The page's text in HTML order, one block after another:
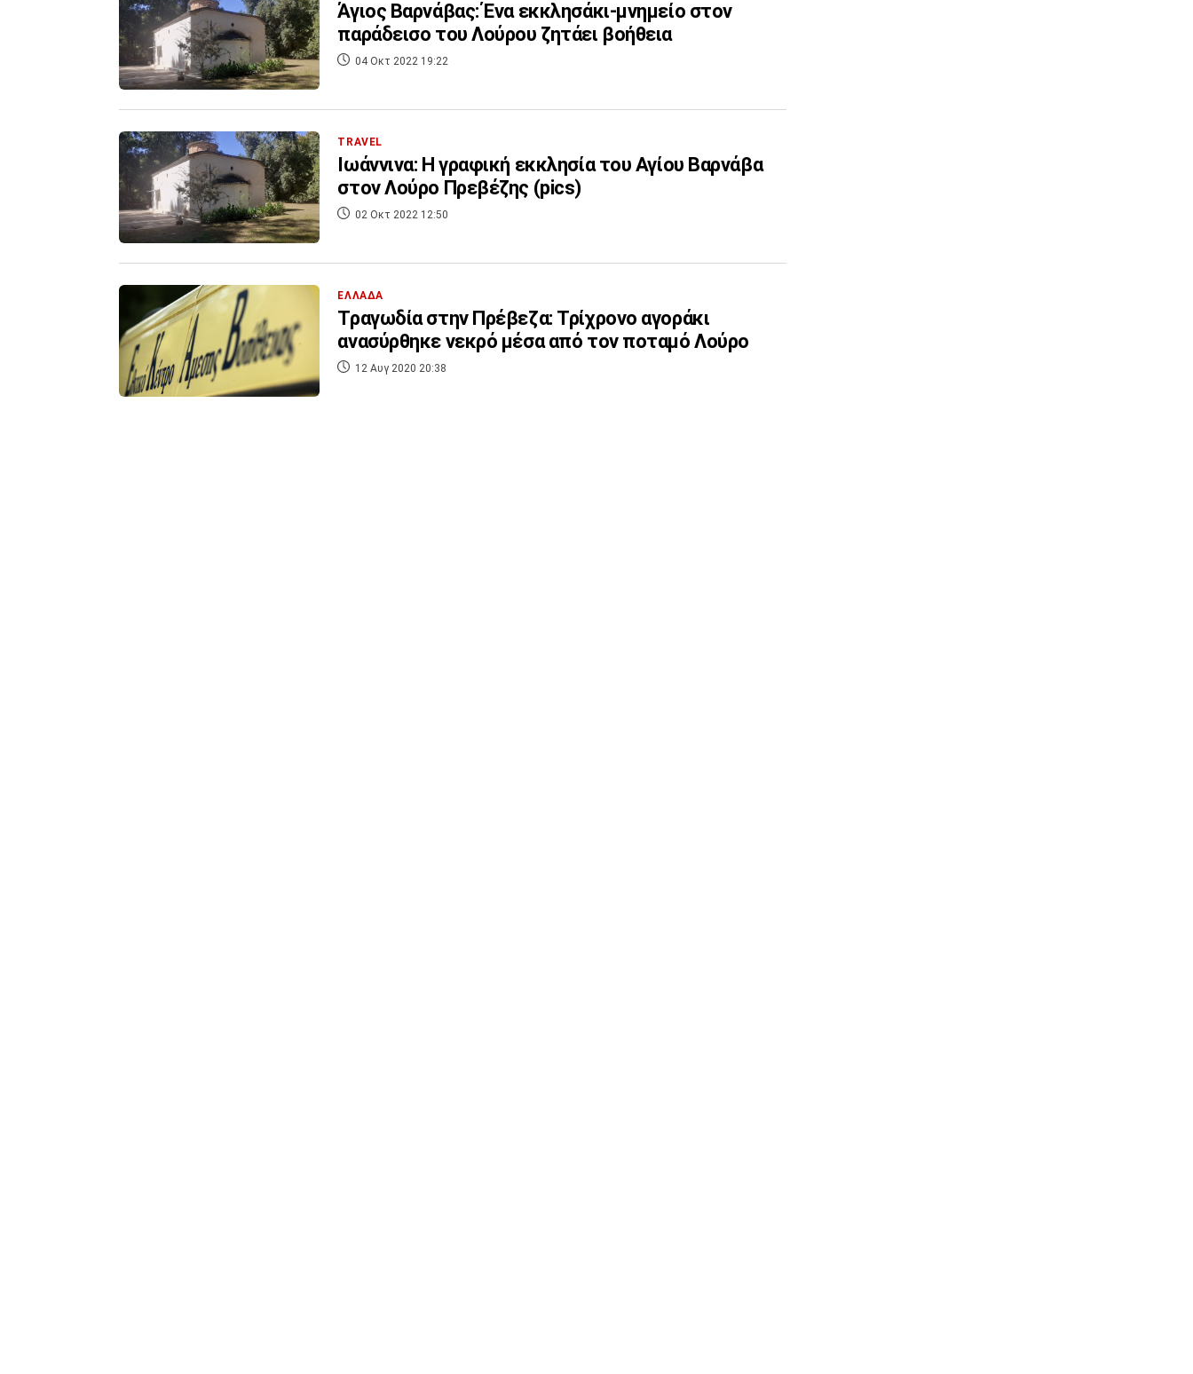
Άγιος Βαρνάβας: Ένα εκκλησάκι-μνημείο στον
παράδεισο του Λούρου ζητάει βοήθεια
04 Οκτ 2022 19:22
TRAVEL
Ιωάννινα: Η γραφική εκκλησία του Αγίου Βαρνάβα
στον Λούρο Πρεβέζης (pics)
02 Οκτ 2022 12:50
ΕΛΛΑΔΑ
Τραγωδία στην Πρέβεζα: Τρίχρονο αγοράκι
ανασύρθηκε νεκρό μέσα από τον ποταμό Λούρο
12 Αυγ 2020 20:38